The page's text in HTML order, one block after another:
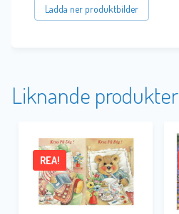
Ladda ner produktbilder
Liknande produkter
REA!